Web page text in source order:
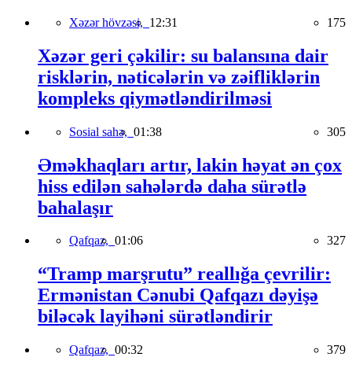
Xəzər hövzəsi, 12:31 175
Xəzər geri çəkilir: su balansına dair
risklərin, nəticələrin və zəifliklərin
kompleks qiymətləndirilməsi
Sosial sahə, 01:38 305
Əməkhaqları artır, lakin həyat ən çox
hiss edilən sahələrdə daha sürətlə
bahalaşır
Qafqaz, 01:06 327
“Tramp marşrutu” reallığa çevrilir:
Ermənistan Cənubi Qafqazı dəyişə
biləcək layihəni sürətləndirir
Qafqaz, 00:32 379